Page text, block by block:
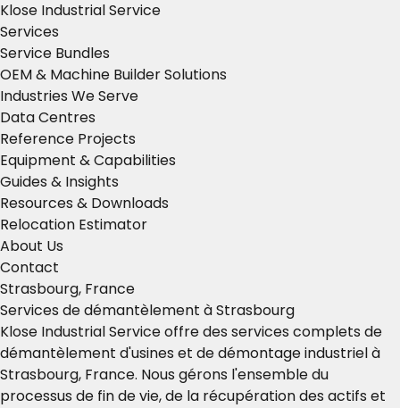
Klose Industrial Service
Services
Service Bundles
OEM & Machine Builder Solutions
Industries We Serve
Data Centres
Reference Projects
Equipment & Capabilities
Guides & Insights
Resources & Downloads
Relocation Estimator
About Us
Contact
Strasbourg, France
Services de démantèlement à Strasbourg
Klose Industrial Service offre des services complets de
démantèlement d'usines et de démontage industriel à
Strasbourg, France. Nous gérons l'ensemble du
processus de fin de vie, de la récupération des actifs et